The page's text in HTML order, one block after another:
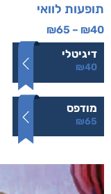
תופעות לוואי
₪40
–
₪65
דיגיטלי
₪40
מודפס
₪65